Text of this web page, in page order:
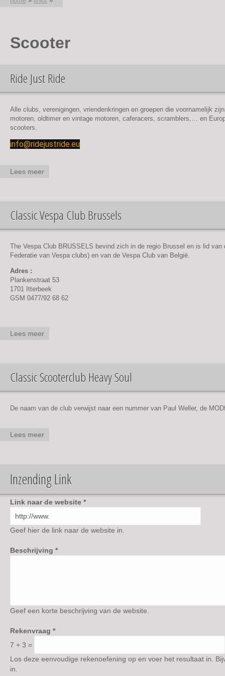
U bent hier
Scooter
Ride Just Ride
Alle clubs, verenigingen, vriendenkringen en groepen die voornamelijk
motoren, oldtimer en vintage motoren, caferacers, scramblers,… en
scooters.
info@ridejustride.eu
Lees meer
Classic Vespa Club Brussels
The Vespa Club BRUSSELS bevind zich in de regio Brussel en is lid van
Federatie van Vespa clubs) en van de Vespa Club van België.
Adres :
Plankenstraat 53
1701 Itterbeek
GSM 0477/92 68 62
Lees meer
Brussels
Classic Scooterclub Heavy Soul
De naam van de club verwijst naar een nummer van Paul Weller, de
Lees meer
Inzending Link
Link naar de website *
Geef hier de link naar de website in.
Beschrijving *
Geef een korte beschrijving van de website.
Rekenvraag *
7 + 3 =
Los deze eenvoudige rekenoefening op en voer het resultaat in.
in.